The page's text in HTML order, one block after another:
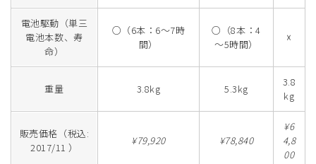
電池駆動（単三
電池本数、寿
命）
○（6本：6～7時
間）
○（8本：4
～5時間）
☓
重量 3.8kg 5.3kg
3.8
kg
販売価格（税込:
2017/11 ）
¥79,920 ¥78,840
¥6
4,8
00